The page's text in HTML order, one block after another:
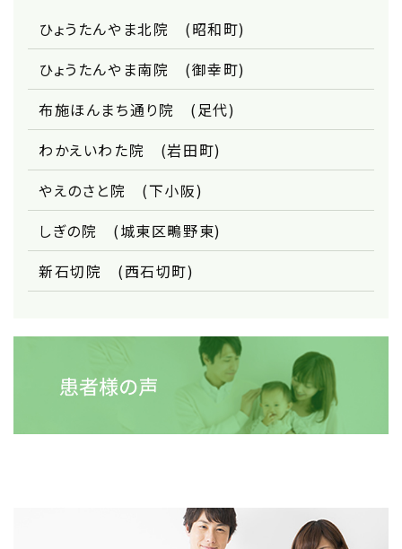
ひょうたんやま北院 (昭和町)
ひょうたんやま南院 (御幸町)
布施ほんまち通り院 (足代)
わかえいわた院 (岩田町)
やえのさと院 (下小阪)
しぎの院 (城東区鴫野東)
新石切院 (西石切町)